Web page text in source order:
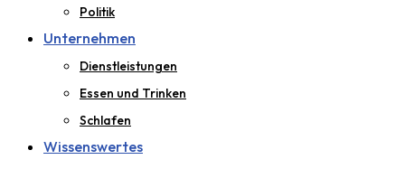
Politik
Unternehmen
Dienstleistungen
Essen und Trinken
Schlafen
Wissenswertes